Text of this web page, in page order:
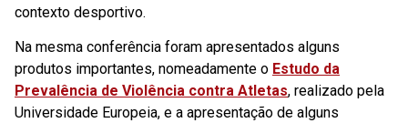
contexto desportivo.
Na mesma conferência foram apresentados alguns
produtos importantes, nomeadamente o Estudo da
Prevalência de Violência contra Atletas, realizado pela
Universidade Europeia, e a apresentação de alguns